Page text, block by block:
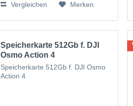
Vergleichen Merken
Speicherkarte 512Gb f. DJI
Osmo Action 4
Speicherkarte 512Gb f. DJI Osmo
Action 4